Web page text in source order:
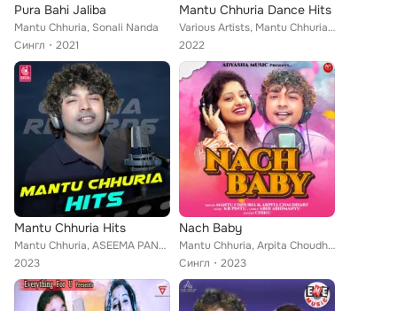
Pura Bahi Jaliba
Mantu Chhuria, Sonali Nanda
Сингл
2021
Mantu Chhuria Dance Hits
Various Artists, Mantu Chhuria, Aseema Panda, Runu Panda, Mamali
2022
Mantu Chhuria Hits
Mantu Chhuria, ASEEMA PANDA, Jn Padma
2023
Nach Baby
Mantu Chhuria, Arpita Choudhury
Сингл
2023